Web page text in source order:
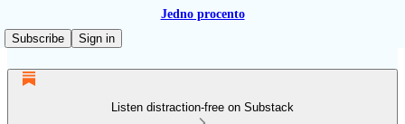
Jedno procento
Subscribe
Sign in
Listen distraction-free on Substack